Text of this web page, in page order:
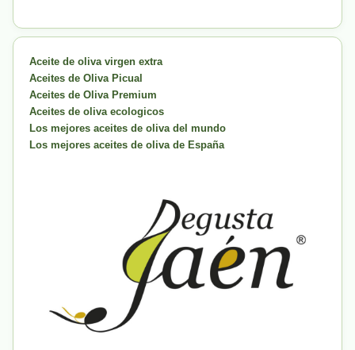
Aceite de oliva virgen extra
Aceites de Oliva Picual
Aceites de Oliva Premium
Aceites de oliva ecologicos
Los mejores aceites de oliva del mundo
Los mejores aceites de oliva de España